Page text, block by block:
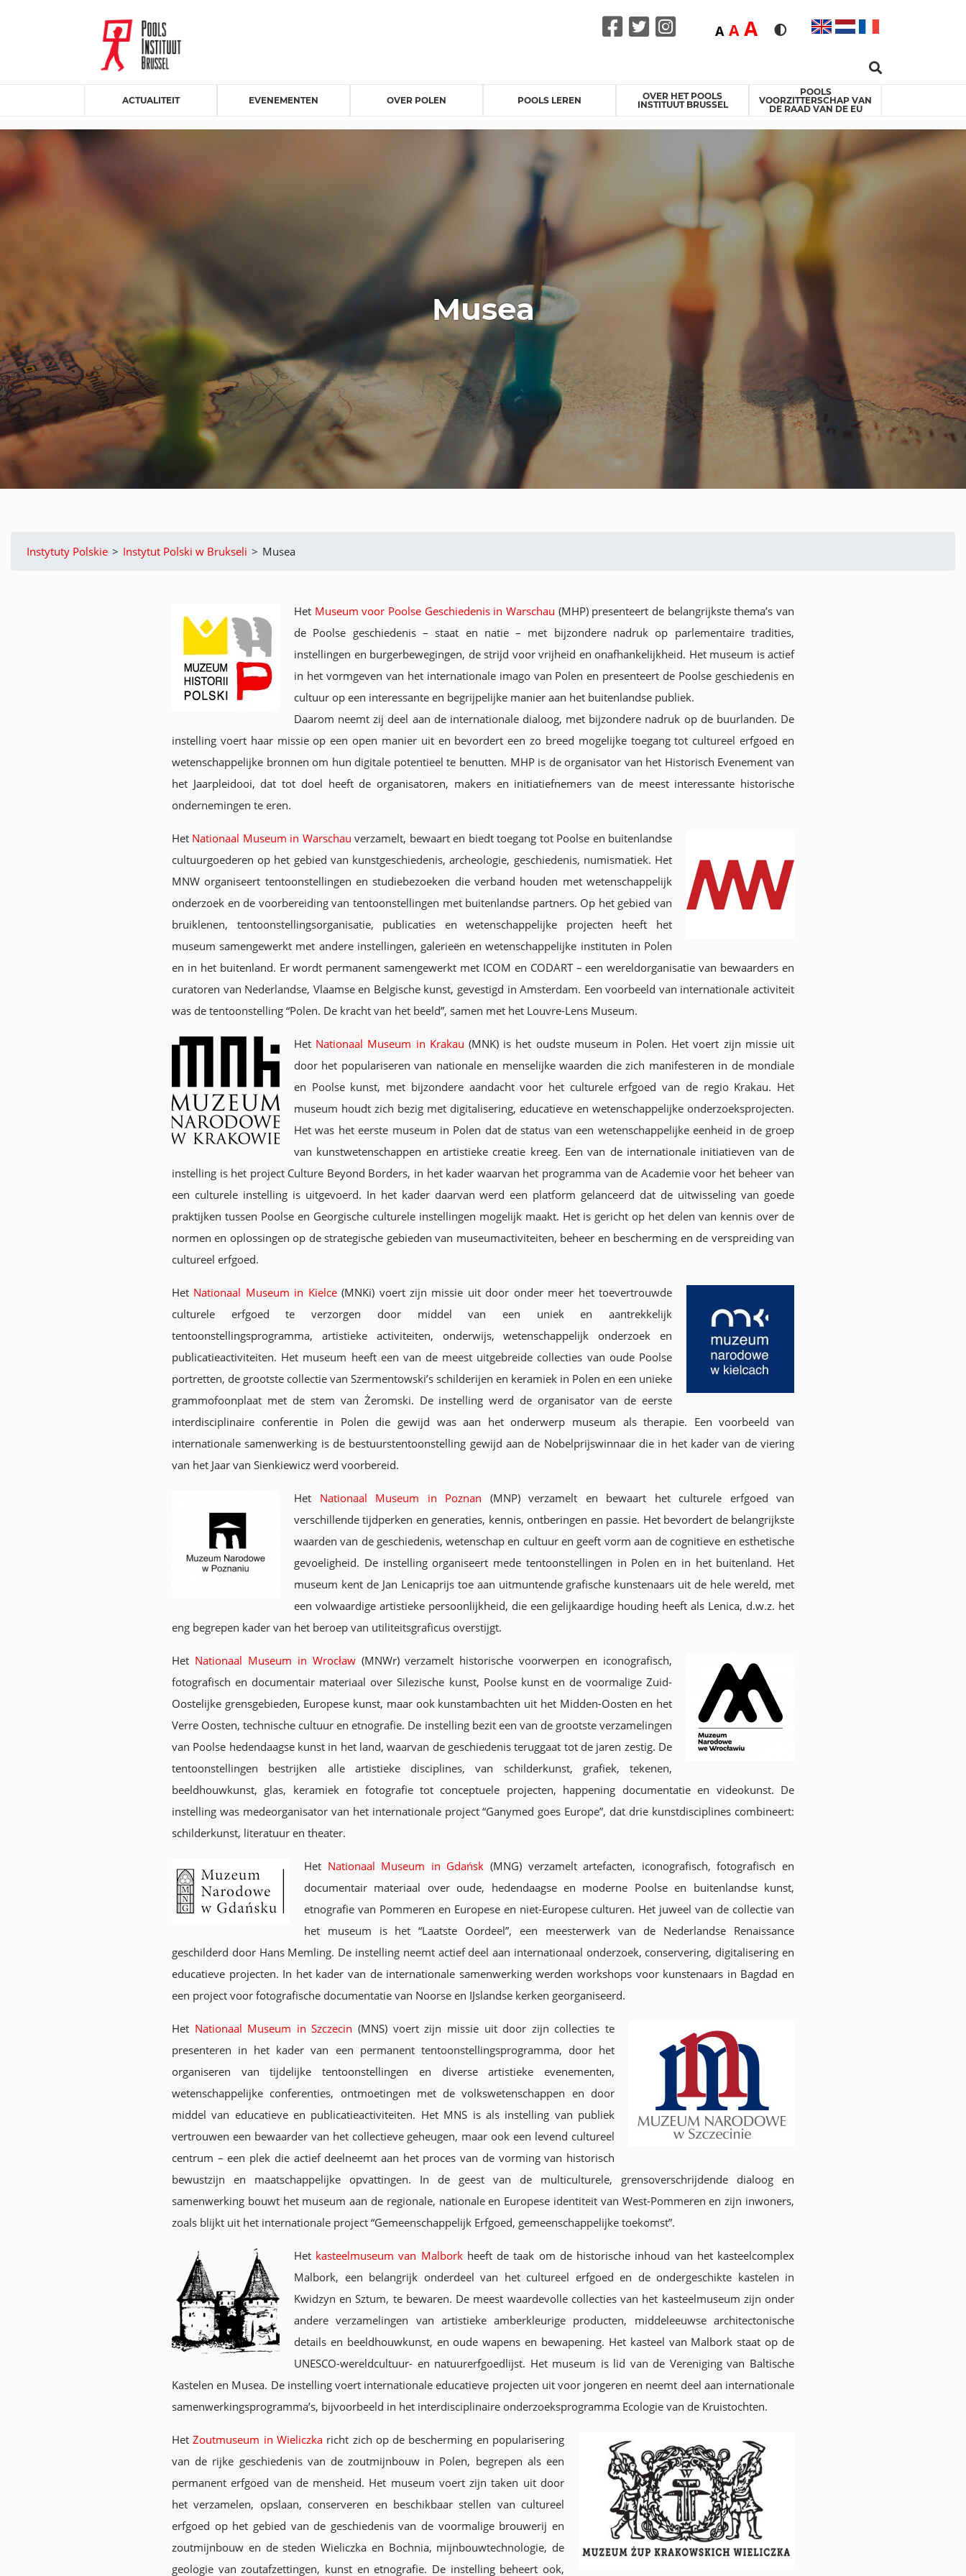
Rozmiar czcionki
ADomyślna
AŚrednia
ADużaWersja kontrastowa
ACTUALITEIT EVENEMENTEN OVER POLEN POOLS LEREN
OVER HET POOLS
INSTITUUT BRUSSEL
POOLS
VOORZITTERSCHAP VAN
DE RAAD VAN DE EU
Musea
Instytuty Polskie > Instytut Polski w Brukseli > Musea
Het Museum voor Poolse Geschiedenis in Warschau (MHP) presenteert de belangrijkste thema’s van
de Poolse geschiedenis – staat en natie – met bijzondere nadruk op parlementaire tradities,
instellingen en burgerbewegingen, de strijd voor vrijheid en onafhankelijkheid. Het museum is actief
in het vormgeven van het internationale imago van Polen en presenteert de Poolse geschiedenis en
cultuur op een interessante en begrijpelijke manier aan het buitenlandse publiek.
Daarom neemt zij deel aan de internationale dialoog, met bijzondere nadruk op de buurlanden. De
instelling voert haar missie op een open manier uit en bevordert een zo breed mogelijke toegang tot cultureel erfgoed en
wetenschappelijke bronnen om hun digitale potentieel te benutten. MHP is de organisator van het Historisch Evenement van
het Jaarpleidooi, dat tot doel heeft de organisatoren, makers en initiatiefnemers van de meest interessante historische
ondernemingen te eren.
Het Nationaal Museum in Warschau verzamelt, bewaart en biedt toegang tot Poolse en buitenlandse
cultuurgoederen op het gebied van kunstgeschiedenis, archeologie, geschiedenis, numismatiek. Het
MNW organiseert tentoonstellingen en studiebezoeken die verband houden met wetenschappelijk
onderzoek en de voorbereiding van tentoonstellingen met buitenlandse partners. Op het gebied van
bruiklenen, tentoonstellingsorganisatie, publicaties en wetenschappelijke projecten heeft het
museum samengewerkt met andere instellingen, galerieën en wetenschappelijke instituten in Polen
en in het buitenland. Er wordt permanent samengewerkt met ICOM en CODART – een wereldorganisatie van bewaarders en
curatoren van Nederlandse, Vlaamse en Belgische kunst, gevestigd in Amsterdam. Een voorbeeld van internationale activiteit
was de tentoonstelling “Polen. De kracht van het beeld”, samen met het Louvre-Lens Museum.
Het Nationaal Museum in Krakau (MNK) is het oudste museum in Polen. Het voert zijn missie uit
door het populariseren van nationale en menselijke waarden die zich manifesteren in de mondiale
en Poolse kunst, met bijzondere aandacht voor het culturele erfgoed van de regio Krakau. Het
museum houdt zich bezig met digitalisering, educatieve en wetenschappelijke onderzoeksprojecten.
Het was het eerste museum in Polen dat de status van een wetenschappelijke eenheid in de groep
van kunstwetenschappen en artistieke creatie kreeg. Een van de internationale initiatieven van de
instelling is het project Culture Beyond Borders, in het kader waarvan het programma van de Academie voor het beheer van
een culturele instelling is uitgevoerd. In het kader daarvan werd een platform gelanceerd dat de uitwisseling van goede
praktijken tussen Poolse en Georgische culturele instellingen mogelijk maakt. Het is gericht op het delen van kennis over de
normen en oplossingen op de strategische gebieden van museumactiviteiten, beheer en bescherming en de verspreiding van
cultureel erfgoed.
Het Nationaal Museum in Kielce(MNKi) voert zijn missie uit door onder meer het toevertrouwde
culturele erfgoed te verzorgen door middel van een uniek en aantrekkelijk
tentoonstellingsprogramma, artistieke activiteiten, onderwijs, wetenschappelijk onderzoek en
publicatieactiviteiten. Het museum heeft een van de meest uitgebreide collecties van oude Poolse
portretten, de grootste collectie van Szermentowski’s schilderijen en keramiek in Polen en een unieke
grammofoonplaat met de stem van Żeromski. De instelling werd de organisator van de eerste
interdisciplinaire conferentie in Polen die gewijd was aan het onderwerp museum als therapie. Een voorbeeld van
internationale samenwerking is de bestuurstentoonstelling gewijd aan de Nobelprijswinnaar die in het kader van de viering
van het Jaar van Sienkiewicz werd voorbereid.
Het Nationaal Museum in Poznan (MNP) verzamelt en bewaart het culturele erfgoed van
verschillende tijdperken en generaties, kennis, ontberingen en passie. Het bevordert de belangrijkste
waarden van de geschiedenis, wetenschap en cultuur en geeft vorm aan de cognitieve en esthetische
gevoeligheid. De instelling organiseert mede tentoonstellingen in Polen en in het buitenland. Het
museum kent de Jan Lenicaprijs toe aan uitmuntende grafische kunstenaars uit de hele wereld, met
een volwaardige artistieke persoonlijkheid, die een gelijkaardige houding heeft als Lenica, d.w.z. het
eng begrepen kader van het beroep van utiliteitsgraficus overstijgt.
Het Nationaal Museum in Wrocław(MNWr) verzamelt historische voorwerpen en iconografisch,
fotografisch en documentair materiaal over Silezische kunst, Poolse kunst en de voormalige Zuid-
Oostelijke grensgebieden, Europese kunst, maar ook kunstambachten uit het Midden-Oosten en het
Verre Oosten, technische cultuur en etnografie. De instelling bezit een van de grootste verzamelingen
van Poolse hedendaagse kunst in het land, waarvan de geschiedenis teruggaat tot de jaren zestig. De
tentoonstellingen bestrijken alle artistieke disciplines, van schilderkunst, grafiek, tekenen,
beeldhouwkunst, glas, keramiek en fotografie tot conceptuele projecten, happening documentatie en videokunst. De
instelling was medeorganisator van het internationale project “Ganymed goes Europe”, dat drie kunstdisciplines combineert:
schilderkunst, literatuur en theater.
Het Nationaal Museum in Gdańsk (MNG) verzamelt artefacten, iconografisch, fotografisch en
documentair materiaal over oude, hedendaagse en moderne Poolse en buitenlandse kunst,
etnografie van Pommeren en Europese en niet-Europese culturen. Het juweel van de collectie van
het museum is het “Laatste Oordeel”, een meesterwerk van de Nederlandse Renaissance
geschilderd door Hans Memling. De instelling neemt actief deel aan internationaal onderzoek, conservering, digitalisering en
educatieve projecten. In het kader van de internationale samenwerking werden workshops voor kunstenaars in Bagdad en
een project voor fotografische documentatie van Noorse en IJslandse kerken georganiseerd.
Het Nationaal Museum in Szczecin (MNS) voert zijn missie uit door zijn collecties te
presenteren in het kader van een permanent tentoonstellingsprogramma, door het
organiseren van tijdelijke tentoonstellingen en diverse artistieke evenementen,
wetenschappelijke conferenties, ontmoetingen met de volkswetenschappen en door
middel van educatieve en publicatieactiviteiten. Het MNS is als instelling van publiek
vertrouwen een bewaarder van het collectieve geheugen, maar ook een levend cultureel
centrum – een plek die actief deelneemt aan het proces van de vorming van historisch
bewustzijn en maatschappelijke opvattingen. In de geest van de multiculturele, grensoverschrijdende dialoog en
samenwerking bouwt het museum aan de regionale, nationale en Europese identiteit van West-Pommeren en zijn inwoners,
zoals blijkt uit het internationale project “Gemeenschappelijk Erfgoed, gemeenschappelijke toekomst”.
Het kasteelmuseum van Malborkheeft de taak om de historische inhoud van het kasteelcomplex
Malbork, een belangrijk onderdeel van het cultureel erfgoed en de ondergeschikte kastelen in
Kwidzyn en Sztum, te bewaren. De meest waardevolle collecties van het kasteelmuseum zijn onder
andere verzamelingen van artistieke amberkleurige producten, middeleeuwse architectonische
details en beeldhouwkunst, en oude wapens en bewapening. Het kasteel van Malbork staat op de
UNESCO-wereldcultuur- en natuurerfgoedlijst. Het museum is lid van de Vereniging van Baltische
Kastelen en Musea. De instelling voert internationale educatieve projecten uit voor jongeren en neemt deel aan internationale
samenwerkingsprogramma’s, bijvoorbeeld in het interdisciplinaire onderzoeksprogramma Ecologie van de Kruistochten.
Het Zoutmuseum in Wieliczkaricht zich op de bescherming en popularisering
van de rijke geschiedenis van de zoutmijnbouw in Polen, begrepen als een
permanent erfgoed van de mensheid. Het museum voert zijn taken uit door
het verzamelen, opslaan, conserveren en beschikbaar stellen van cultureel
erfgoed op het gebied van de geschiedenis van de voormalige brouwerij en
zoutmijnbouw en de steden Wieliczka en Bochnia, mijnbouwtechnologie, de
geologie van zoutafzettingen, kunst en etnografie. De instelling beheert ook,